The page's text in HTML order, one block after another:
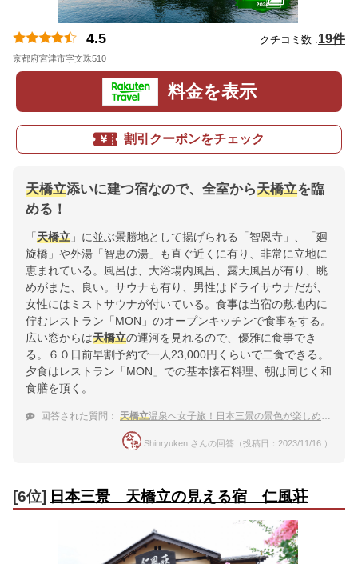
4.5 クチコミ数 :19件
京都府宮津市字文珠510
料金を表示
割引クーポンをチェック
天橋立添いに建つ宿なので、全室から天橋立を臨
める！
「 天橋立 」に並ぶ景勝地として揚げられる「智恩寺」、「廻
旋橋」や外湯「智恵の湯」も直ぐ近くに有り、非常に立地に
恵まれている。風呂は、大浴場内風呂、露天風呂が有り、眺
めがまた、良い。サウナも有り、男性はドライサウナだが、
女性にはミストサウナが付いている。食事は当宿の敷地内に
佇むレストラン「MON」のオープンキッチンで食事をする。
広い窓からは天橋立の運河を見れるので、優雅に食事でき
る。６０日前早割予約で一人23,000円くらいで二食できる。
夕食はレストラン「MON」での基本懐石料理、朝は同じく和
食膳を頂く。
回答された質問： 天橋立温泉へ女子旅！日本三景の景色が楽しめる宿
Shinryuken さんの回答（投稿日：2023/11/16 ）
[6位] 日本三景 天橋立の見える宿 仁風荘